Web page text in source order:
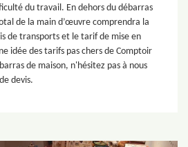
du travail. En dehors du débarras
de la main d’œuvre comprendra la
de transports et le tarif de mise en
idée des tarifs pas chers de Comptoir
de maison, n'hésitez pas à nous
devis.